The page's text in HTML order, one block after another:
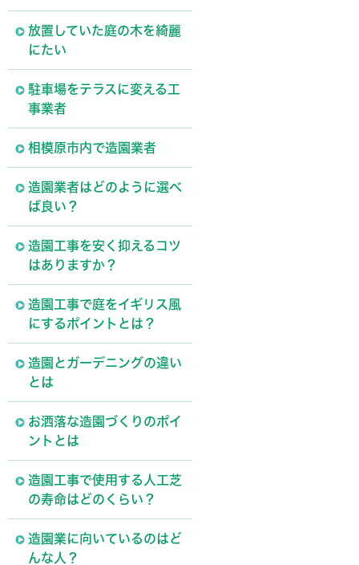
放置していた庭の木を綺麗
にたい
駐車場をテラスに変える工
事業者
相模原市内で造園業者
造園業者はどのように選べ
ば良い？
造園工事を安く抑えるコツ
はありますか？
造園工事で庭をイギリス風
にするポイントとは？
造園とガーデニングの違い
とは
お洒落な造園づくりのポイ
ントとは
造園工事で使用する人工芝
の寿命はどのくらい？
造園業に向いているのはど
んな人？